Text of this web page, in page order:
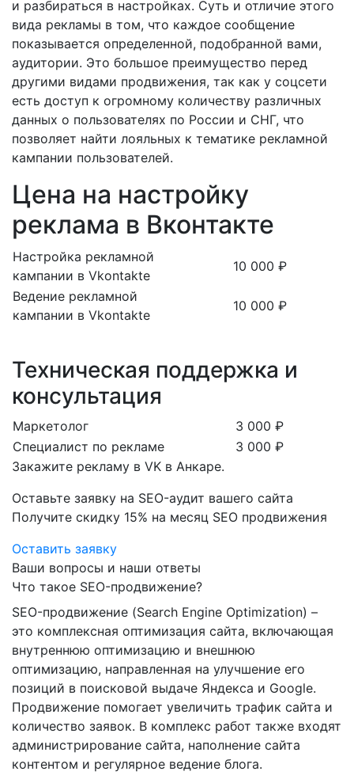
и разбираться в настройках. Суть и отличие этого
вида рекламы в том, что каждое сообщение
показывается определенной, подобранной вами,
аудитории. Это большое преимущество перед
другими видами продвижения, так как у соцсети
есть доступ к огромному количеству различных
данных о пользователях по России и СНГ, что
позволяет найти лояльных к тематике рекламной
кампании пользователей.
Цена на настройку
реклама в Вконтакте
Настройка рекламной
кампании в Vkontakte
10 000 ₽
Ведение рекламной
кампании в Vkontakte
10 000 ₽
Техническая поддержка и
консультация
Маркетолог
3 000 ₽
Специалист по рекламе
3 000 ₽
Закажите рекламу в VK в Анкаре.
Оставьте заявку на SEO-аудит вашего сайта
Получите скидку 15% на месяц SEO продвижения
Оставить заявку
Ваши вопросы и наши ответы
Что такое SEO-продвижение?
SEO-продвижение (Search Engine Optimization) –
это комплексная оптимизация сайта, включающая
внутреннюю оптимизацию и внешнюю
оптимизацию, направленная на улучшение его
позиций в поисковой выдаче Яндекса и Google.
Продвижение помогает увеличить трафик сайта и
количество заявок. В комплекс работ также входят
администрирование сайта, наполнение сайта
контентом и регулярное ведение блога.